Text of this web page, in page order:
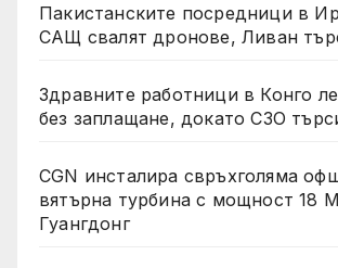
Пакистанските посредници в
САЩ свалят дронове, Ливан
Здравните работници в Конго
без заплащане, докато СЗО
CGN инсталира свръхголяма
вятърна турбина с мощност 18
Гуангдонг